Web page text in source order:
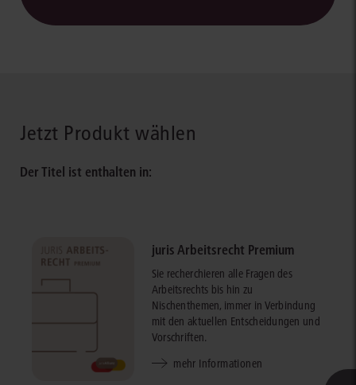
Jetzt Produkt wählen
Der Titel ist enthalten in:
juris Arbeitsrecht Premium
Sie recherchieren alle Fragen des
Arbeitsrechts bis hin zu
Nischenthemen, immer in Verbindung
mit den aktuellen Entscheidungen und
Vorschriften.
mehr Informationen